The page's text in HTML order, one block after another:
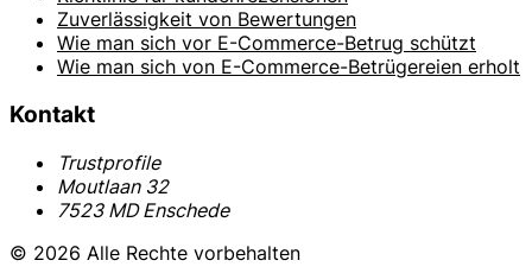
Zuverlässigkeit von Bewertungen
Wie man sich vor E-Commerce-Betrug schützt
Wie man sich von E-Commerce-Betrügereien erholt
Kontakt
Trustprofile
Moutlaan 32
7523 MD Enschede
© 2026 Alle Rechte vorbehalten